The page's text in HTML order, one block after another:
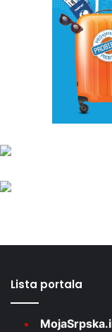
Lista portala